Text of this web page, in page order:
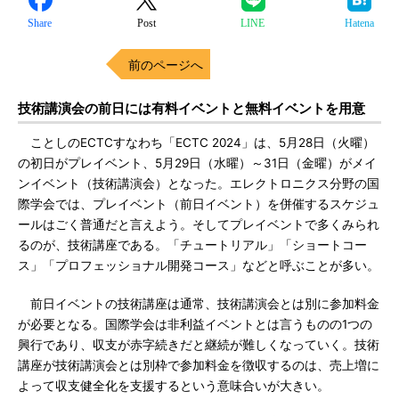
Share Post LINE Hatena
前のページへ
技術講演会の前日には有料イベントと無料イベントを用意
ことしのECTCすなわち「ECTC 2024」は、5月28日（火曜）
の初日がプレイベント、5月29日（水曜）～31日（金曜）がメイ
ンイベント（技術講演会）となった。エレクトロニクス分野の国
際学会では、プレイベント（前日イベント）を併催するスケジュ
ールはごく普通だと言えよう。そしてプレイベントで多くみられ
るのが、技術講座である。「チュートリアル」「ショートコー
ス」「プロフェッショナル開発コース」などと呼ぶことが多い。
前日イベントの技術講座は通常、技術講演会とは別に参加料金
が必要となる。国際学会は非利益イベントとは言うものの1つの
興行であり、収支が赤字続きだと継続が難しくなっていく。技術
講座が技術講演会とは別枠で参加料金を徴収するのは、売上増に
よって収支健全化を支援するという意味合いが大きい。